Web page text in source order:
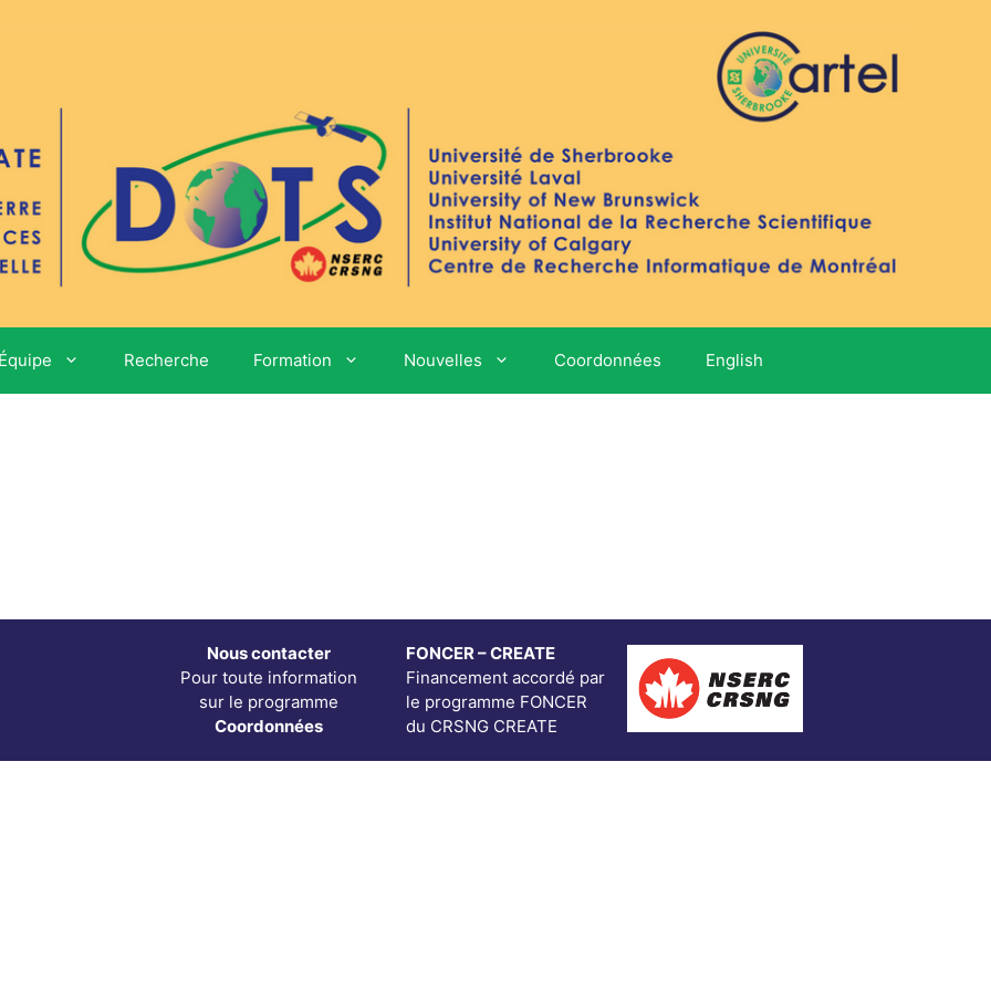
Équipe Recherche Formation Nouvelles Coordonnées English
Nous contacter
Pour toute information
sur le programme
Coordonnées
FONCER – CREATE
Financement accordé par
le programme FONCER
du CRSNG CREATE